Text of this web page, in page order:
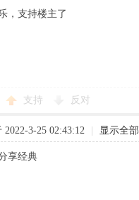
，支持楼主了
支持 反对
2022-3-25 02:43:12 显示全
享经典